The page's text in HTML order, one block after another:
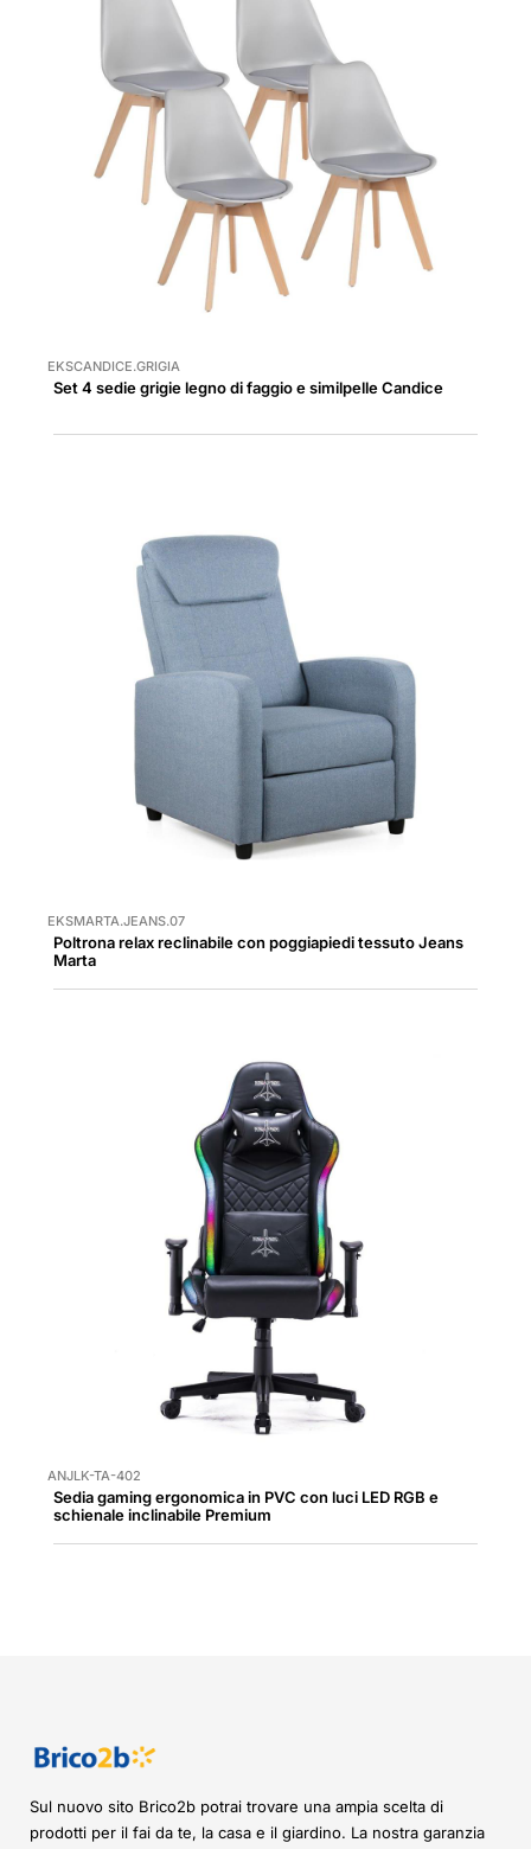
EKSCANDICE.GRIGIA
Set 4 sedie grigie legno di faggio e similpelle Candice
EKSMARTA.JEANS.07
Poltrona relax reclinabile con poggiapiedi tessuto Jeans
Marta
ANJLK-TA-402
Sedia gaming ergonomica in PVC con luci LED RGB e
schienale inclinabile Premium
Sul nuovo sito Brico2b potrai trovare una ampia scelta di
prodotti per il fai da te, la casa e il giardino. La nostra garanzia